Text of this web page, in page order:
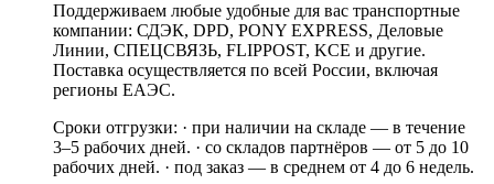
Поддерживаем любые удобные для вас транспортные
компании: СДЭК, DPD, PONY EXPRESS, Деловые
Линии, СПЕЦСВЯЗЬ, FLIPPOST, KCE и другие.
Поставка осуществляется по всей России, включая
регионы ЕАЭС.
Сроки отгрузки: · при наличии на складе — в течение
3–5 рабочих дней. · со складов партнёров — от 5 до 10
рабочих дней. · под заказ — в среднем от 4 до 6 недель.